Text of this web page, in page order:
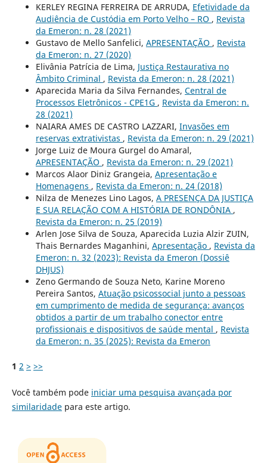
KERLEY REGINA FERREIRA DE ARRUDA, Efetividade da
Audiência de Custódia em Porto Velho – RO , Revista
da Emeron: n. 28 (2021)
Gustavo de Mello Sanfelici, APRESENTAÇÃO , Revista
da Emeron: n. 27 (2020)
Elivânia Patrícia de Lima, Justiça Restaurativa no
Âmbito Criminal , Revista da Emeron: n. 28 (2021)
Aparecida Maria da Silva Fernandes, Central de
Processos Eletrônicos - CPE1G , Revista da Emeron: n.
28 (2021)
NAIARA AMES DE CASTRO LAZZARI, Invasões em
reservas extrativistas , Revista da Emeron: n. 29 (2021)
Jorge Luiz de Moura Gurgel do Amaral,
APRESENTAÇÃO , Revista da Emeron: n. 29 (2021)
Marcos Alaor Diniz Grangeia, Apresentação e
Homenagens , Revista da Emeron: n. 24 (2018)
Nilza de Menezes Lino Lagos, A PRESENÇA DA JUSTIÇA
E SUA RELAÇÃO COM A HISTÓRIA DE RONDÔNIA ,
Revista da Emeron: n. 25 (2019)
Arlen Jose Silva de Souza, Aparecida Luzia Alzir ZUIN,
Thais Bernardes Maganhini, Apresentação , Revista da
Emeron: n. 32 (2023): Revista da Emeron (Dossiê
DHJUS)
Zeno Germando de Souza Neto, Karine Moreno
Pereira Santos, Atuação psicossocial junto a pessoas
em cumprimento de medida de segurança: avanços
obtidos a partir de um trabalho conector entre
profissionais e dispositivos de saúde mental , Revista
da Emeron: n. 35 (2025): Revista da Emeron
1 2 > >>
Você também pode iniciar uma pesquisa avançada por
similaridadepara este artigo.